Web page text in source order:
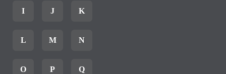
I J K
L M N
O P Q